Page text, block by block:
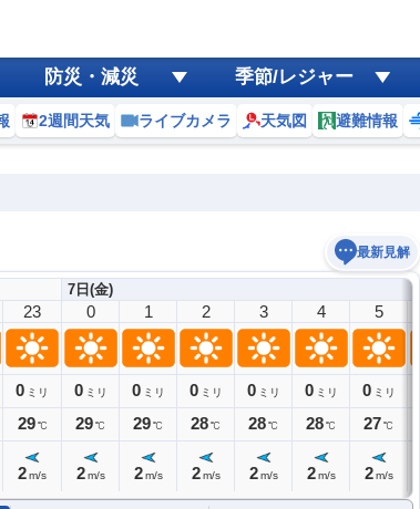
防災・減災 季節/レジャー
2週間天気 ライブカメラ 天気図 避難情報
最新見解
23
0 ミリ
29 ℃
2m/s
7日(金)
0
0 ミリ
29℃
2 m/s
1
0 ミリ
29℃
2 m/s
2
0 ミリ
28℃
2 m/s
3
0 ミリ
28℃
2 m/s
4
0 ミリ
28℃
2 m/s
5
0 ミリ
27℃
2 m/s